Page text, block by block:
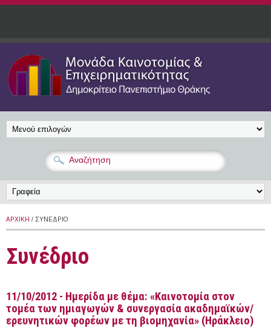
Παράκαμψη προς το κυρίως περιεχόμενο
ΑΡΧΙΚΉ / ΣΥΝΈΔΡΙΟ
Συνέδριο
11/10/2012 - Ημερίδα με θέμα: «Καινοτομία στον
τομέα των ημιαγωγών & συνεργασία ακαδημαϊκών/
ερευνητικών φορέων με τη βιομηχανία» (Ηράκλειο)